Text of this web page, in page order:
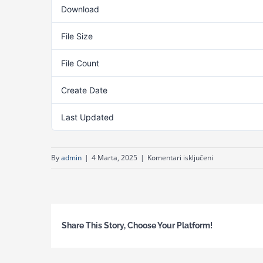
Download
File Size
File Count
Create Date
Last Updated
Byadmin | 4 Marta, 2025 | Komentari isključeni
Share This Story, Choose Your Platform!